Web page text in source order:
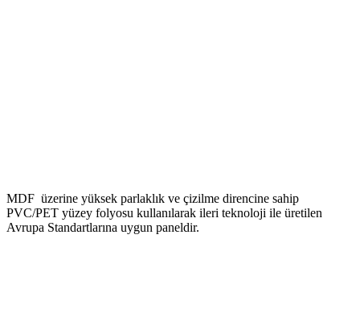
MDF üzerine yüksek parlaklık ve çizilme direncine sahip
PVC/PET yüzey folyosu kullanılarak ileri teknoloji ile üretilen
Avrupa Standartlarına uygun paneldir.